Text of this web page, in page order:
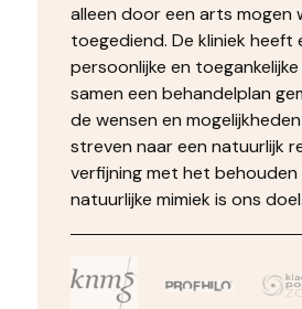
alleen door een arts mogen
toegediend. De kliniek heeft
persoonlijke en
samen een behandelplan
de wensen en
streven naar een natuurlijk
verfijning met het behouden
natuurlijke mimiek is ons doel.